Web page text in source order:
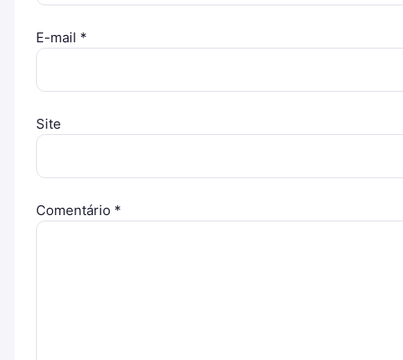
E-mail *
Site
Comentário *